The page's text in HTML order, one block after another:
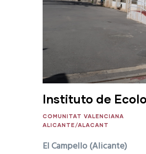
Instituto de
COMUNITAT VALENCIANA
ALICANTE/ALACANT
El Campello (Alicante)